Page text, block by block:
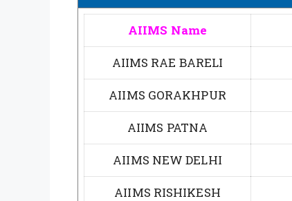
AIIMS Name
AIIMS RAE BARELI
AIIMS GORAKHPUR
AIIMS PATNA
AIIMS NEW DELHI
AIIMS RISHIKESH